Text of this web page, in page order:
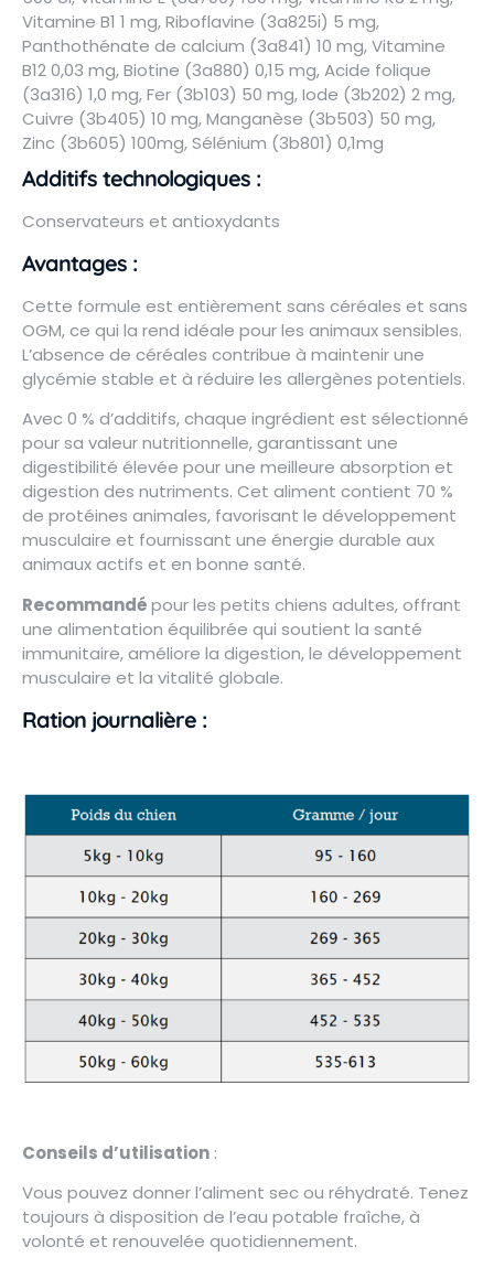
Vitamine B1 1 mg, Riboflavine (3a825i) 5 mg,
Panthothénate de calcium (3a841) 10 mg, Vitamine
B12 0,03 mg, Biotine (3a880) 0,15 mg, Acide folique
(3a316) 1,0 mg, Fer (3b103) 50 mg, Iode (3b202) 2 mg,
Cuivre (3b405) 10 mg, Manganèse (3b503) 50 mg,
Zinc (3b605) 100mg, Sélénium (3b801) 0,1mg
Additifs technologiques :
Conservateurs et antioxydants
Avantages :
Cette formule est entièrement sans céréales et sans
OGM, ce qui la rend idéale pour les animaux sensibles.
L’absence de céréales contribue à maintenir une
glycémie stable et à réduire les allergènes potentiels.
Avec 0 % d’additifs, chaque ingrédient est sélectionné
pour sa valeur nutritionnelle, garantissant une
digestibilité élevée pour une meilleure absorption et
digestion des nutriments. Cet aliment contient 70 %
de protéines animales, favorisant le développement
musculaire et fournissant une énergie durable aux
animaux actifs et en bonne santé.
Recommandépour les petits chiens adultes, offrant
une alimentation équilibrée qui soutient la santé
immunitaire, améliore la digestion, le développement
musculaire et la vitalité globale.
Ration journalière :
Conseils d’utilisation :
Vous pouvez donner l’aliment sec ou réhydraté. Tenez
toujours à disposition de l’eau potable fraîche, à
volonté et renouvelée quotidiennement.